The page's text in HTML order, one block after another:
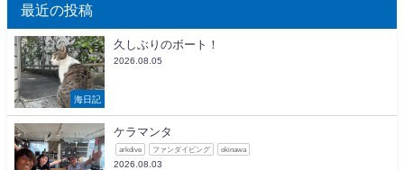
最近の投稿
海日記
久しぶりのボート！
2026.08.05
ケラマンタ
arkdive ファンダイビング okinawa
2026.08.03